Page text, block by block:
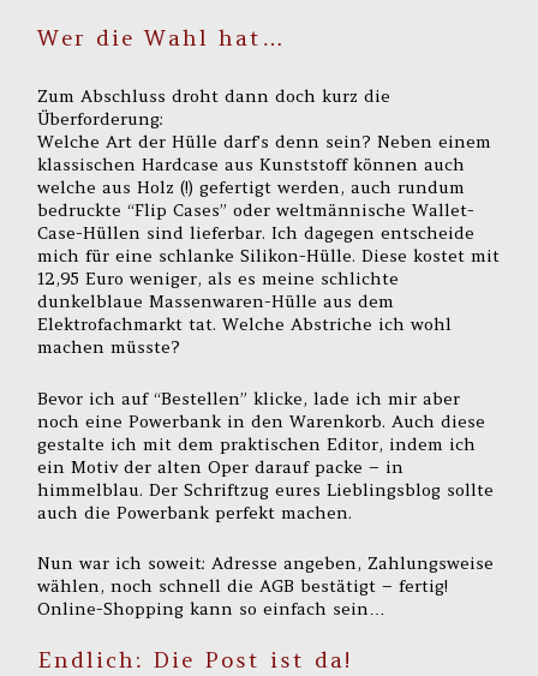
Wer die Wahl hat…
Zum Abschluss droht dann doch kurz die
Überforderung:
Welche Art der Hülle darf’s denn sein? Neben einem
klassischen Hardcase aus Kunststoff können auch
welche aus Holz (!) gefertigt werden, auch rundum
bedruckte “Flip Cases” oder weltmännische Wallet-
Case-Hüllen sind lieferbar. Ich dagegen entscheide
mich für eine schlanke Silikon-Hülle. Diese kostet mit
12,95 Euro weniger, als es meine schlichte
dunkelblaue Massenwaren-Hülle aus dem
Elektrofachmarkt tat. Welche Abstriche ich wohl
machen müsste?
Bevor ich auf “Bestellen” klicke, lade ich mir aber
noch eine Powerbank in den Warenkorb. Auch diese
gestalte ich mit dem praktischen Editor, indem ich
ein Motiv der alten Oper darauf packe – in
himmelblau. Der Schriftzug eures Lieblingsblog sollte
auch die Powerbank perfekt machen.
Nun war ich soweit: Adresse angeben, Zahlungsweise
wählen, noch schnell die AGB bestätigt – fertig!
Online-Shopping kann so einfach sein…
Endlich: Die Post ist da!